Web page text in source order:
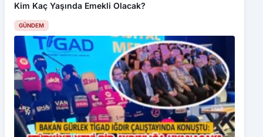
Kim Kaç Yaşında Emekli Olacak?
GÜNDEM